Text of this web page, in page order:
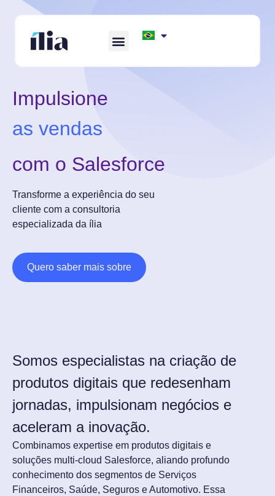
Impulsione
as vendas
com o Salesforce
Transforme a experiência do seu
cliente com a consultoria
especializada da ília
Quero saber mais sobre
Somos especialistas na criação de
produtos digitais que redesenham
jornadas, impulsionam negócios e
aceleram a inovação.
Combinamos expertise em produtos digitais e
soluções multi-cloud Salesforce, aliando profundo
conhecimento dos segmentos de Serviços
Financeiros, Saúde, Seguros e Automotivo. Essa